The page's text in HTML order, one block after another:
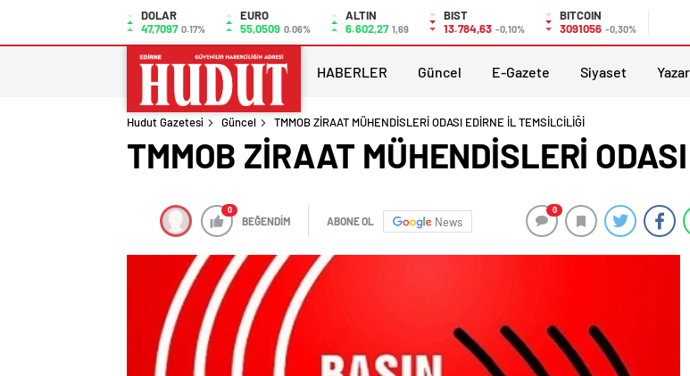
DOLAR
47,7097 0.17%
EURO
55,0509 0.06%
ALTIN
6.602,27 1,69
BIST
13.784,63 -0,10%
BITCOIN
3091056 -0,30%
HABERLER Güncel E-Gazete Siyaset
Hudut Gazetesi Güncel TMMOB ZİRAAT MÜHENDİSLERİ ODASI EDİRNE İL TEMSİLCİLİĞİ
TMMOB ZİRAAT MÜHENDİSLERİ
0
BEĞENDİM ABONE OL News
0